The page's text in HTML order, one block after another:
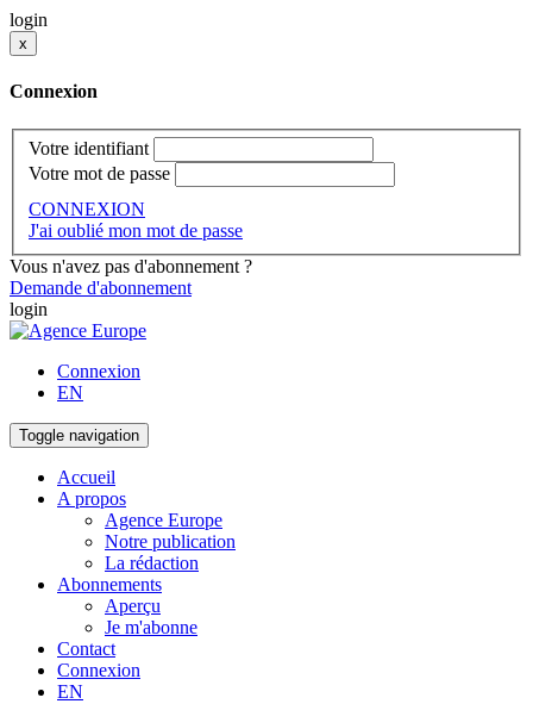
login
x
Connexion
Votre identifiant
Votre mot de passe
CONNEXION
J'ai oublié mon mot de passe
Vous n'avez pas d'abonnement ?
Demande d'abonnement
login
Connexion
EN
Toggle navigation
Accueil
A propos
Agence Europe
Notre publication
La rédaction
Abonnements
Aperçu
Je m'abonne
Contact
Connexion
EN